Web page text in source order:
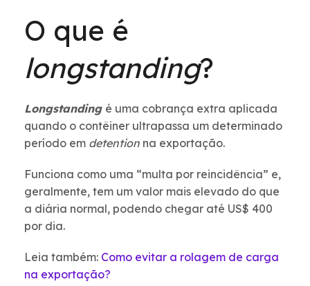
O que é
longstanding?
Longstanding é uma cobrança extra aplicada
quando o contêiner ultrapassa um determinado
período em detention na exportação.
Funciona como uma “multa por reincidência” e,
geralmente, tem um valor mais elevado do que
a diária normal, podendo chegar até US$ 400
por dia.
Leia também: Como evitar a rolagem de carga
na exportação?